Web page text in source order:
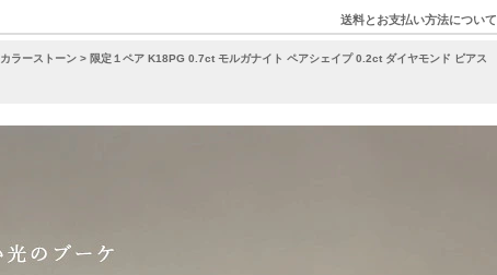
送料とお支払い方法について
カラーストーン > 限定１ペア K18PG 0.7ct モルガナイト ペアシェイプ 0.2ct ダイヤモンド ピアス